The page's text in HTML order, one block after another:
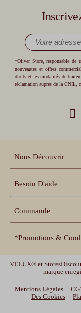
*Oliver Store, responsable de
nouveautés et offres
droits et les modalités de
réclamation auprès de la CNIL,
Nous Découvrir
Accessoires
Espace pro revendeur
Espace collectivités
Besoin D'aide
Vidéos de pose
Commande
Délais de livraison et
*Promotions &
Livraison offerte
métropolitaine (hors
MOTOR10 -10% sur les
avec le code
VELUX® et
marque
Mentions Légales |
Des Cookies |